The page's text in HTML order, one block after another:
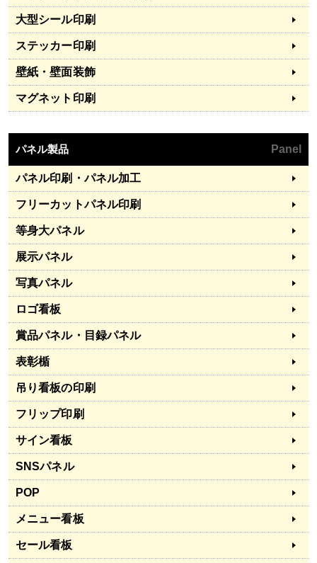
大型シール印刷
ステッカー印刷
壁紙・壁面装飾
マグネット印刷
パネル製品 Panel
パネル印刷・パネル加工
フリーカットパネル印刷
等身大パネル
展示パネル
写真パネル
ロゴ看板
賞品パネル・目録パネル
表彰楯
吊り看板の印刷
フリップ印刷
サイン看板
SNSパネル
POP
メニュー看板
セール看板